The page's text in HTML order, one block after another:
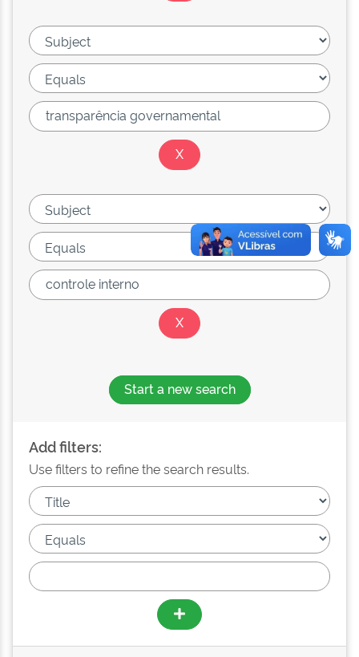
Start a new search
Add filters:
Use filters to refine the search results.